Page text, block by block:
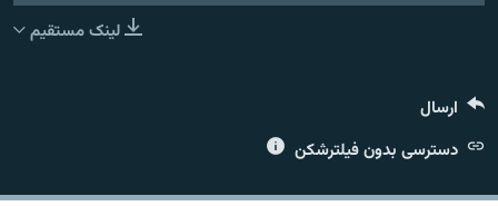
لینک مستقیم
ارسال
دسترسی بدون فیلترشکن